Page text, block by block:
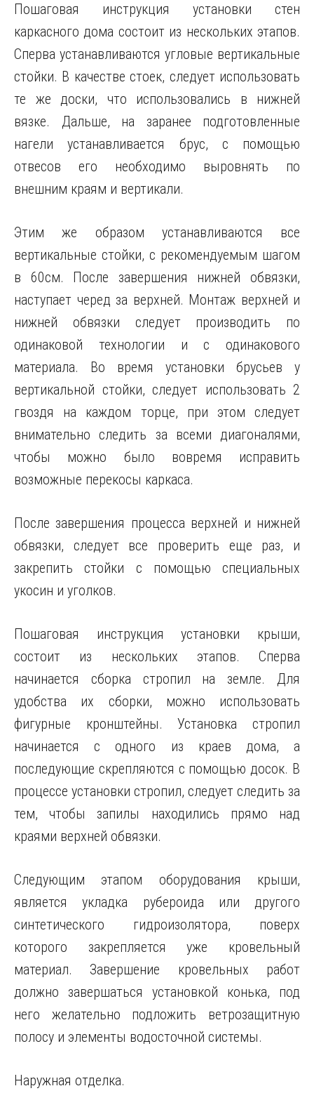
Пошаговая инструкция установки стен
каркасного дома состоит из нескольких этапов.
Сперва устанавливаются угловые вертикальные
стойки. В качестве стоек, следует использовать
те же доски, что использовались в нижней
вязке. Дальше, на заранее подготовленные
нагели устанавливается брус, с помощью
отвесов его необходимо выровнять по
внешним краям и вертикали.
Этим же образом устанавливаются все
вертикальные стойки, с рекомендуемым шагом
в 60см. После завершения нижней обвязки,
наступает черед за верхней. Монтаж верхней и
нижней обвязки следует производить по
одинаковой технологии и с одинакового
материала. Во время установки брусьев у
вертикальной стойки, следует использовать 2
гвоздя на каждом торце, при этом следует
внимательно следить за всеми диагоналями,
чтобы можно было вовремя исправить
возможные перекосы каркаса.
После завершения процесса верхней и нижней
обвязки, следует все проверить еще раз, и
закрепить стойки с помощью специальных
укосин и уголков.
Пошаговая инструкция установки крыши,
состоит из нескольких этапов. Сперва
начинается сборка стропил на земле. Для
удобства их сборки, можно использовать
фигурные кронштейны. Установка стропил
начинается с одного из краев дома, а
последующие скрепляются с помощью досок. В
процессе установки стропил, следует следить за
тем, чтобы запилы находились прямо над
краями верхней обвязки.
Следующим этапом оборудования крыши,
является укладка рубероида или другого
синтетического гидроизолятора, поверх
которого закрепляется уже кровельный
материал. Завершение кровельных работ
должно завершаться установкой конька, под
него желательно подложить ветрозащитную
полосу и элементы водосточной системы.
Наружная отделка.